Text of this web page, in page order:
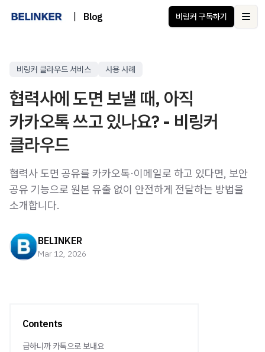
Blog 비링커 구독하기
비링커 클라우드 서비스 사용 사례
협력사에 도면 보낼 때, 아직
카카오톡 쓰고 있나요? - 비링커
클라우드
협력사 도면 공유를 카카오톡·이메일로 하고 있다면, 보안
공유 기능으로 원본 유출 없이 안전하게 전달하는 방법을
소개합니다.
BELINKER
Mar 12, 2026
Contents
급하니까 카톡으로 보내요